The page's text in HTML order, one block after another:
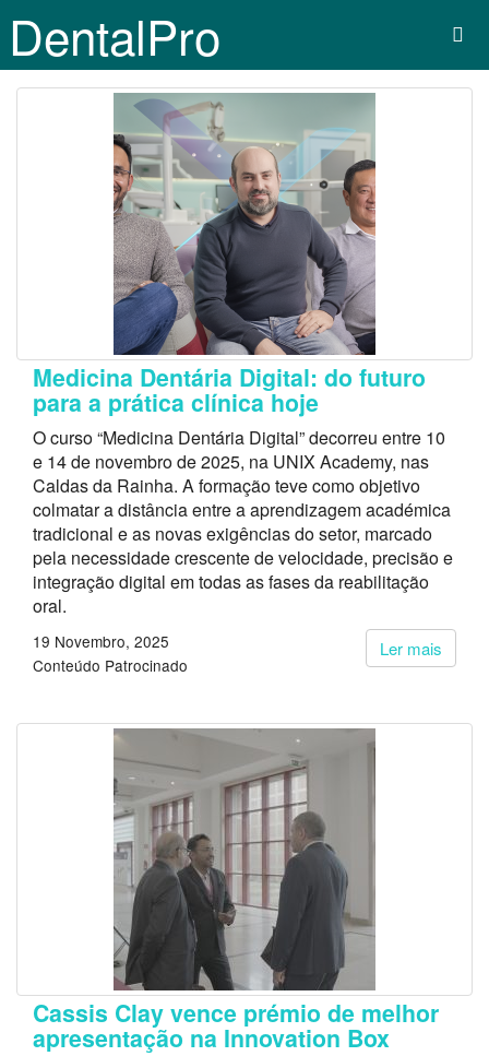
DentalPro
Medicina Dentária Digital: do futuro
para a prática clínica hoje
O curso “Medicina Dentária Digital” decorreu entre 10
e 14 de novembro de 2025, na UNIX Academy, nas
Caldas da Rainha. A formação teve como objetivo
colmatar a distância entre a aprendizagem académica
tradicional e as novas exigências do setor, marcado
pela necessidade crescente de velocidade, precisão e
integração digital em todas as fases da reabilitação
oral.
Ler mais
19 Novembro, 2025
Conteúdo Patrocinado
Cassis Clay vence prémio de melhor
apresentação na Innovation Box